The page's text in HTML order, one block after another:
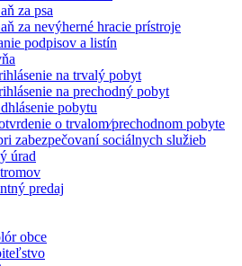
za psa
za nevýherné hracie prístroje
podpisov a listín
na trvalý pobyt
na prechodný pobyt
pobytu
o trvalom⁄prechodnom pobyte
zabezpečovaní sociálnych služieb
úrad
predaj
obce